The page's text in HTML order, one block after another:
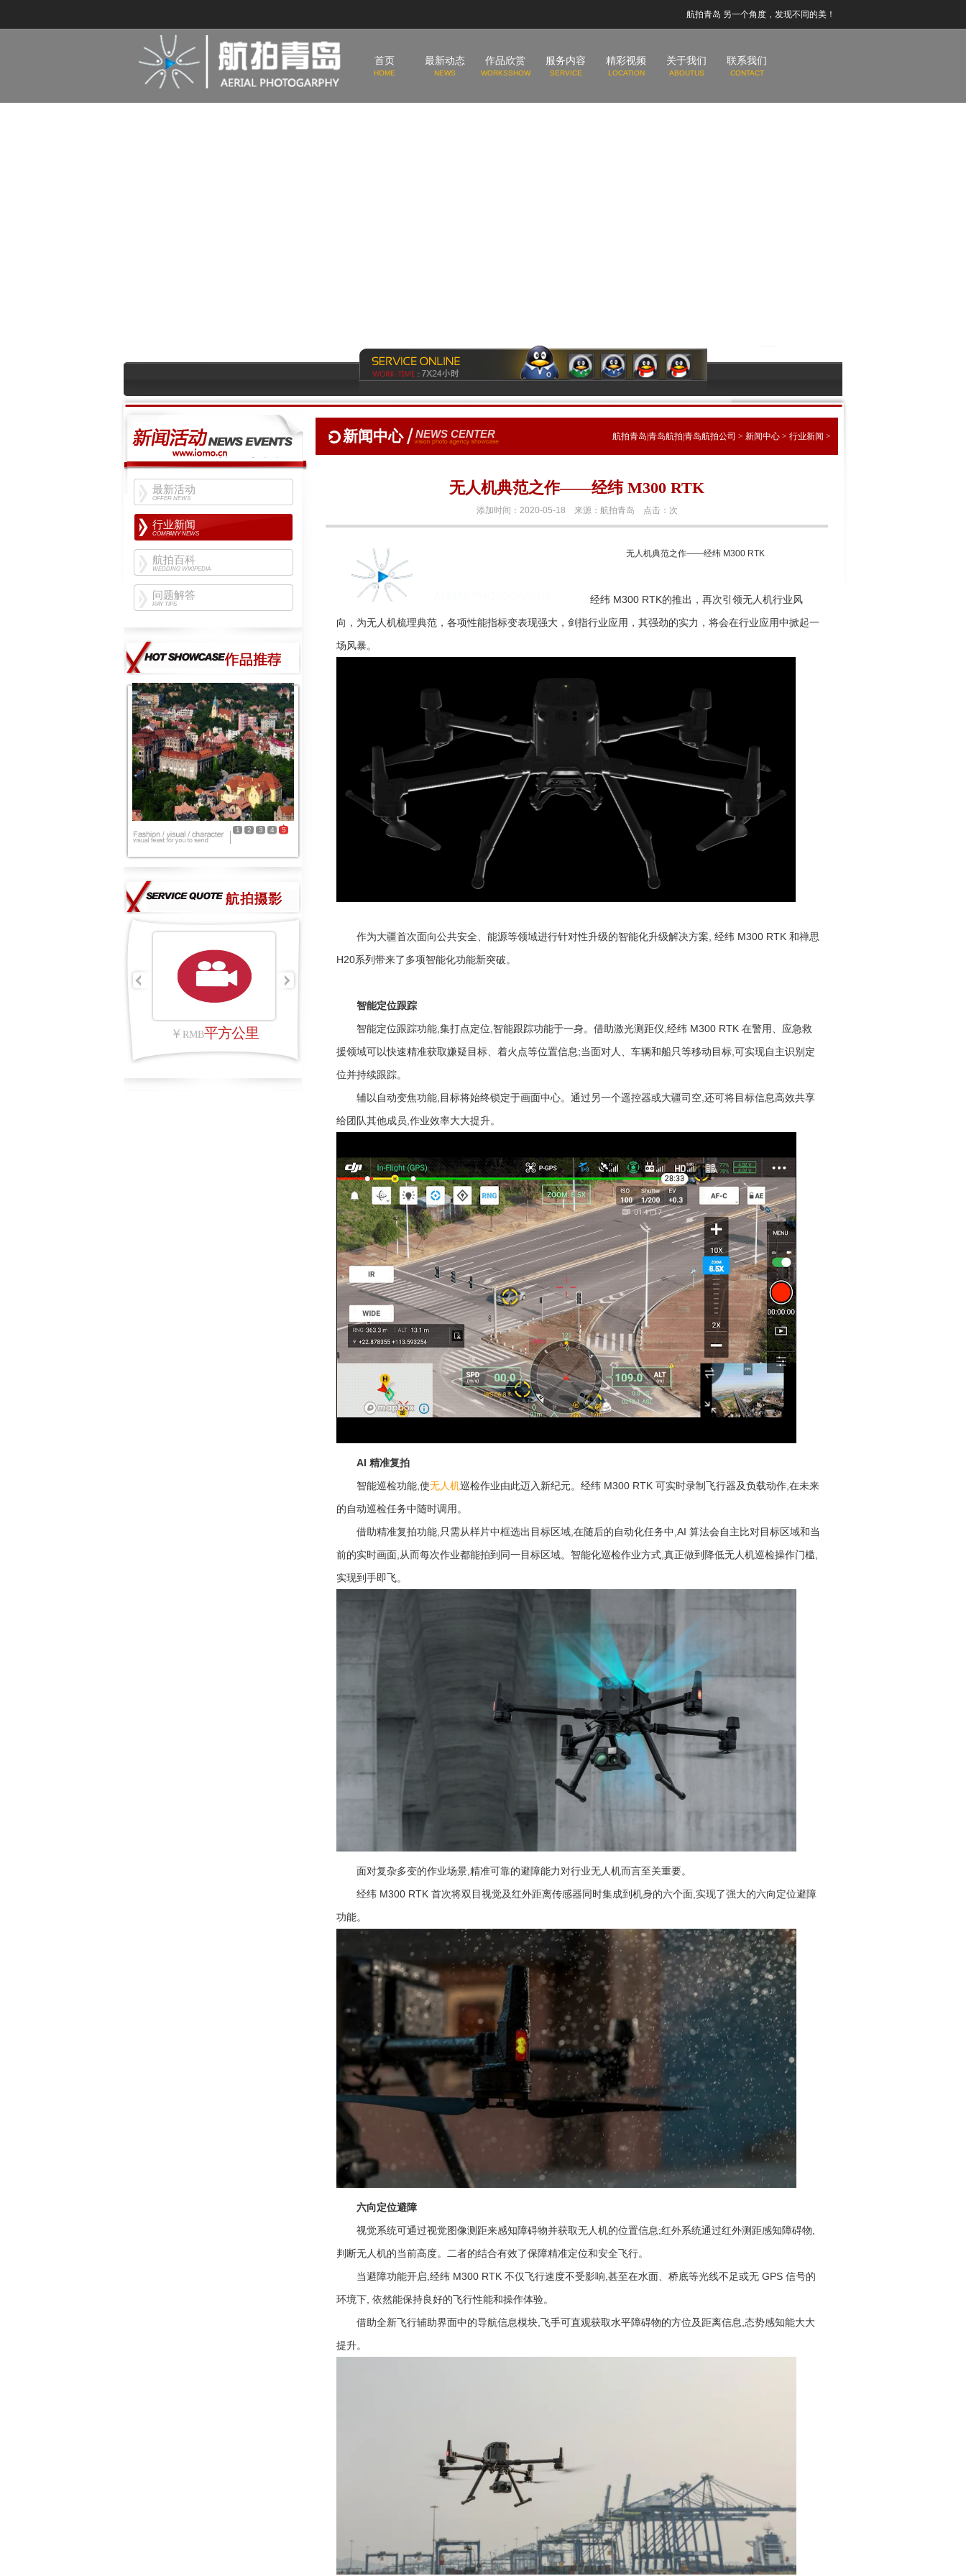
航拍青岛 另一个角度，发现不同的美！
首页
HOME
最新动态
NEWS
作品欣赏
WORKSSHOW
服务内容
SERVICE
精彩视频
LOCATION
关于我们
ABOUTUS
联系我们
CONTACT
最新活动
OFFER NEWS
行业新闻
COMPANY NEWS
航拍百科
WEDDING WIKIPEDIA
问题解答
RAY TIPS
1 2 3 4 5
￥ RMB平方公里 天
新闻中心 NEWS CENTER 航拍青岛|青岛航拍|青岛航拍公司 > 新闻中心 > 行业新闻 >
无人机典范之作——经纬 M300 RTK
添加时间：2020-05-18 来源： 航拍青岛 点击： 次
无人机典范之作——经纬 M300 RTK
经纬 M300 RTK的推出，再次引领无人机行业风
向，为无人机梳理典范，各项性能指标变表现强大，剑指行业应用，其强劲的实力，将会在行业应用中掀起一
场风暴。
作为大疆首次面向公共安全、能源等领域进行针对性升级的智能化升级解决方案, 经纬 M300 RTK 和禅思
H20系列带来了多项智能化功能新突破。
智能定位跟踪
智能定位跟踪功能,集打点定位,智能跟踪功能于一身。借助激光测距仪,经纬 M300 RTK 在警用、应急救
援领域可以快速精准获取嫌疑目标、着火点等位置信息;当面对人、车辆和船只等移动目标,可实现自主识别定
位并持续跟踪。
辅以自动变焦功能,目标将始终锁定于画面中心。通过另一个遥控器或大疆司空,还可将目标信息高效共享
给团队其他成员,作业效率大大提升。
AI 精准复拍
智能巡检功能,使无人机巡检作业由此迈入新纪元。经纬 M300 RTK 可实时录制飞行器及负载动作,在未来
的自动巡检任务中随时调用。
借助精准复拍功能,只需从样片中框选出目标区域,在随后的自动化任务中,AI 算法会自主比对目标区域和当
前的实时画面,从而每次作业都能拍到同一目标区域。智能化巡检作业方式,真正做到降低无人机巡检操作门槛,
实现到手即飞。
面对复杂多变的作业场景,精准可靠的避障能力对行业无人机而言至关重要。
经纬 M300 RTK 首次将双目视觉及红外距离传感器同时集成到机身的六个面,实现了强大的六向定位避障
功能。
六向定位避障
视觉系统可通过视觉图像测距来感知障碍物并获取无人机的位置信息;红外系统通过红外测距感知障碍物,
判断无人机的当前高度。二者的结合有效了保障精准定位和安全飞行。
当避障功能开启,经纬 M300 RTK 不仅飞行速度不受影响,甚至在水面、桥底等光线不足或无 GPS 信号的
环境下, 依然能保持良好的飞行性能和操作体验。
借助全新飞行辅助界面中的导航信息模块,飞手可直观获取水平障碍物的方位及距离信息,态势感知能大大
提升。